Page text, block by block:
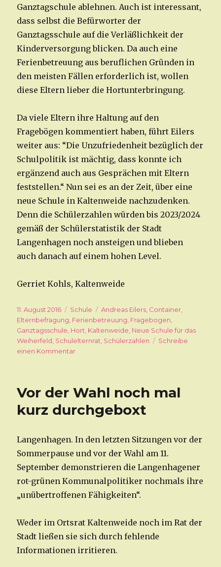
Ganztagschule ablehnen. Auch ist interessant,
dass selbst die Befürworter der
Ganztagsschule auf die Verläßlichkeit der
Kinderversorgung blicken. Da auch eine
Ferienbetreuung aus beruflichen Gründen in
den meisten Fällen erforderlich ist, wollen
diese Eltern lieber die Hortunterbringung.
Da viele Eltern ihre Haltung auf den
Fragebögen kommentiert haben, führt Eilers
weiter aus: “Die Unzufriedenheit bezüglich der
Schulpolitik ist mächtig, dass konnte ich
ergänzend auch aus Gesprächen mit Eltern
feststellen.“ Nun sei es an der Zeit, über eine
neue Schule in Kaltenweide nachzudenken.
Denn die Schülerzahlen würden bis 2023/2024
gemäß der Schülerstatistik der Stadt
Langenhagen noch ansteigen und blieben
auch danach auf einem hohen Level.
Gerriet Kohls, Kaltenweide
Veröffentlicht
am
11. August 2016 Kategorien
Schule Schlagwörter
Andreas Eilers, Container,
Elternbefragung, Ferienbetreuung, Fragebogen,
Ganztagsschule, Hort, Kaltenweide, Neue Schule für das
Weiherfeld, Schulelternrat, Schülerzahlen
Schreibe
einen Kommentar
weitere
Schule
in
Vor der Wahl noch mal
kurz durchgeboxt
Langenhagen. In den letzten Sitzungen vor der
Sommerpause und vor der Wahl am 11.
September demonstrieren die Langenhagener
rot-grünen Kommunalpolitiker nochmals ihre
„unübertroffenen Fähigkeiten“.
Weder im Ortsrat Kaltenweide noch im Rat der
Stadt ließen sie sich durch fehlende
Informationen irritieren.